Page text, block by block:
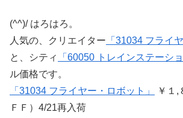
(^^)/ はろはろ。
人気の、クリエイター 「31034 フライ
と、シティ
「60050 トレインステーショ
ル価格です。
「31034 フライヤー・ロボット」
￥１,
ＦＦ）4/21再入荷